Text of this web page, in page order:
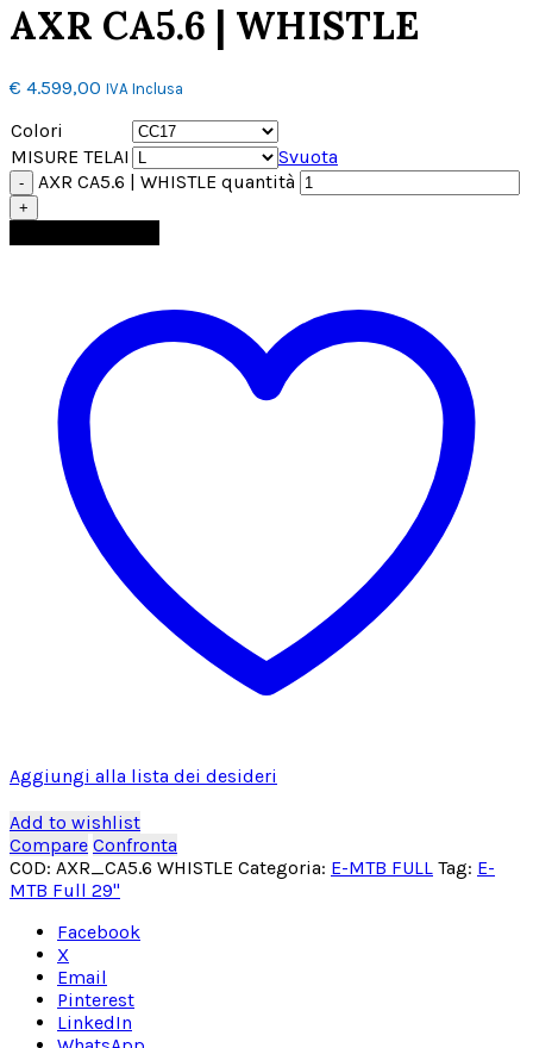
AXR CA5.6 | WHISTLE
€ 4.599,00 IVA Inclusa
Colori
MISURE TELAI
Svuota
AXR CA5.6 | WHISTLE quantità
Aggiungi alla lista dei desideri
Add to wishlist
Compare Confronta
COD: AXR_CA5.6 WHISTLE Categoria: E-MTB FULL Tag: E-
MTB Full 29"
Facebook
X
Email
Pinterest
LinkedIn